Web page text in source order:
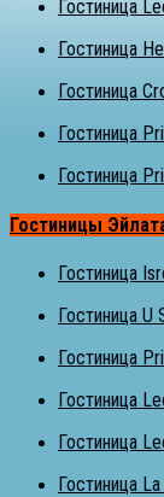
Гостиница
Гостиница
Гостиница
Гостиница
Гостиница
Гостиницы
Гостиница
Гостиница U
Гостиница
Гостиница
Гостиница
Гостиница